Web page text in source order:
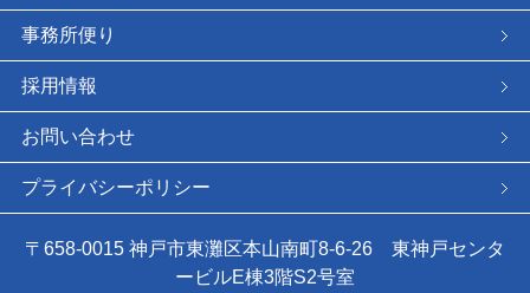
事務所便り
採用情報
お問い合わせ
プライバシーポリシー
〒658-0015 神戸市東灘区本山南町8-6-26 東神戸センタ
ービルE棟3階S2号室